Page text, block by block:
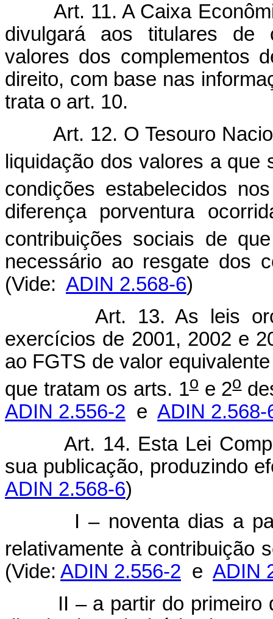
Art. 11. A Caixa
divulgará aos titulares de
valores dos complementos
direito, com base nas
trata o art. 10.
Art. 12. O Tesouro
liquidação dos valores a que
condições estabelecidos
diferença porventura
contribuições sociais de
necessário ao resgate
(Vide: ADIN 2.568-6)
Art. 13. As leis
exercícios de 2001, 2002 e
ao FGTS de valor
que tratam os arts. 1oe 2o
ADIN 2.556-2 e ADIN 2.568-
Art. 14. Esta Lei
sua publicação,
ADIN 2.568-6)
I – noventa dias a
relativamente à contribuição
(Vide: ADIN 2.556-2 e ADIN
II – a partir do primeiro